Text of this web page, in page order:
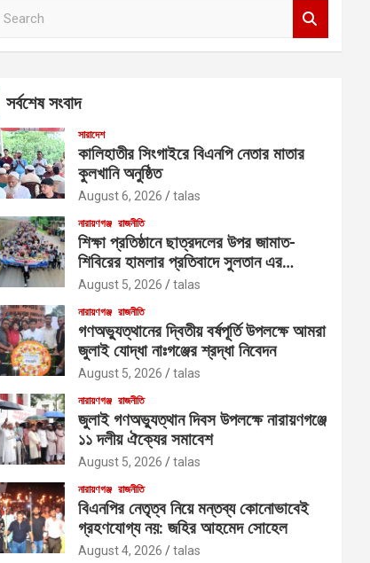
সর্বশেষ সংবাদ
সারাদেশ
কালিহাতীর সিংগাইরে বিএনপি নেতার মাতার
কুলখানি অনুষ্ঠিত
August 6, 2026 talas
নারায়ণগঞ্জ রাজনীতি
শিক্ষা প্রতিষ্ঠানে ছাত্রদলের উপর জামাত-
শিবিরের হামলার প্রতিবাদে সুলতান এর
নেতৃত্বে বিক্ষোভ
August 5, 2026 talas
নারায়ণগঞ্জ রাজনীতি
গণঅভ্যুত্থানের দ্বিতীয় বর্ষপূর্তি উপলক্ষে আমরা
জুলাই যোদ্ধা নাঃগঞ্জের শ্রদ্ধা নিবেদন
August 5, 2026 talas
নারায়ণগঞ্জ রাজনীতি
জুলাই গণঅভ্যুত্থান দিবস উপলক্ষে নারায়ণগঞ্জে
১১ দলীয় ঐক্যের সমাবেশ
August 5, 2026 talas
নারায়ণগঞ্জ রাজনীতি
বিএনপির নেতৃত্ব নিয়ে মন্তব্য কোনোভাবেই
গ্রহণযোগ্য নয়: জহির আহমেদ সোহেল
August 4, 2026 talas